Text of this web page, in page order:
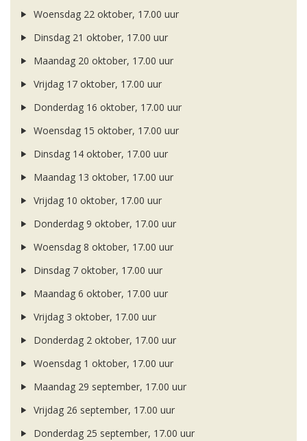
Woensdag 22 oktober, 17.00 uur
Dinsdag 21 oktober, 17.00 uur
Maandag 20 oktober, 17.00 uur
Vrijdag 17 oktober, 17.00 uur
Donderdag 16 oktober, 17.00 uur
Woensdag 15 oktober, 17.00 uur
Dinsdag 14 oktober, 17.00 uur
Maandag 13 oktober, 17.00 uur
Vrijdag 10 oktober, 17.00 uur
Donderdag 9 oktober, 17.00 uur
Woensdag 8 oktober, 17.00 uur
Dinsdag 7 oktober, 17.00 uur
Maandag 6 oktober, 17.00 uur
Vrijdag 3 oktober, 17.00 uur
Donderdag 2 oktober, 17.00 uur
Woensdag 1 oktober, 17.00 uur
Maandag 29 september, 17.00 uur
Vrijdag 26 september, 17.00 uur
Donderdag 25 september, 17.00 uur